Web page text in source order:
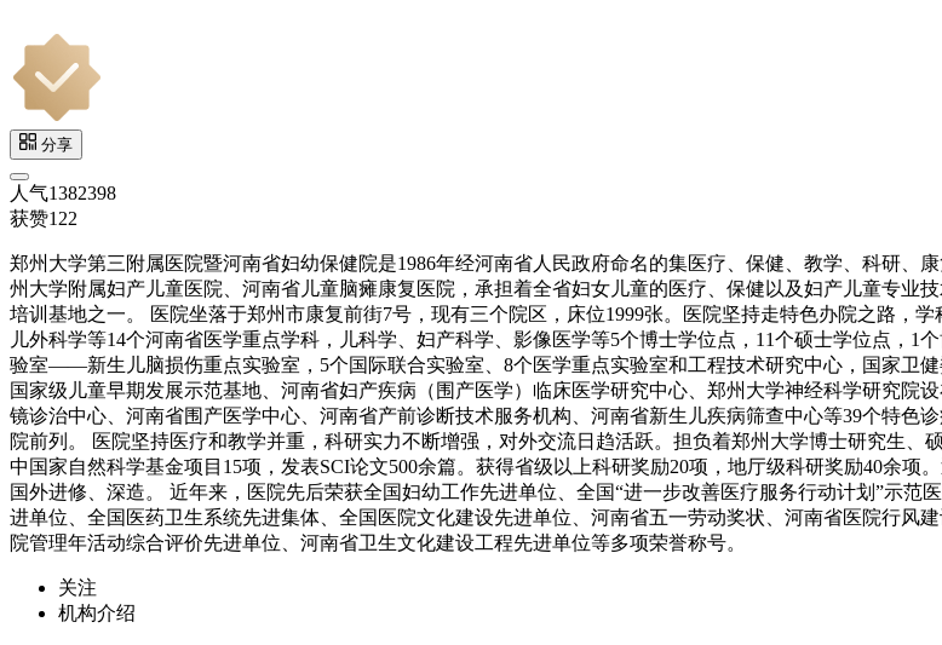
分享
人气1382398
获赞122
郑州大学第三附属医院暨河南省妇幼保健院是1986年经河南省人民政府命名的集医疗、保健、教学、科研、
州大学附属妇产儿童医院、河南省儿童脑瘫康复医院，承担着全省妇女儿童的医疗、保健以及妇产儿童专业
培训基地之一。 医院坐落于郑州市康复前街7号，现有三个院区，床位1999张。医院坚持走特色办院之路，
儿外科学等14个河南省医学重点学科，儿科学、妇产科学、影像医学等5个博士学位点，11个硕士学位点，
验室——新生儿脑损伤重点实验室，5个国际联合实验室、8个医学重点实验室和工程技术研究中心，国家卫
国家级儿童早期发展示范基地、河南省妇产疾病（围产医学）临床医学研究中心、郑州大学神经科学研究院
镜诊治中心、河南省围产医学中心、河南省产前诊断技术服务机构、河南省新生儿疾病筛查中心等39个特色
院前列。 医院坚持医疗和教学并重，科研实力不断增强，对外交流日趋活跃。担负着郑州大学博士研究生
中国家自然科学基金项目15项，发表SCI论文500余篇。获得省级以上科研奖励20项，地厅级科研奖励40余
国外进修、深造。 近年来，医院先后荣获全国妇幼工作先进单位、全国“进一步改善医疗服务行动计划”示
进单位、全国医药卫生系统先进集体、全国医院文化建设先进单位、河南省五一劳动奖状、河南省医院行风
院管理年活动综合评价先进单位、河南省卫生文化建设工程先进单位等多项荣誉称号。
关注
机构介绍